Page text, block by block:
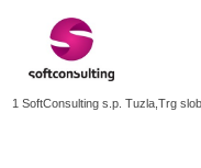
1 SoftConsulting s.p. Tuzla,Trg